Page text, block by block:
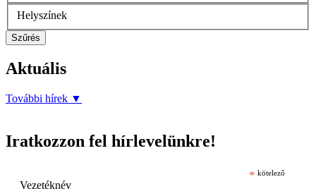
Helyszínek
Szűrés
Aktuális
További hírek ▼
Iratkozzon fel hírlevelünkre!
* kötelező
Vezetéknév